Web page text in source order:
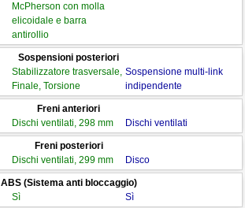
McPherson con molla
elicoidale e barra
antirollio
Sospensioni posteriori
Stabilizzatore trasversale,
Finale, Torsione
Sospensione multi-link
indipendente
Freni anteriori
Dischi ventilati, 298 mm Dischi ventilati
Freni posteriori
Dischi ventilati, 299 mm Disco
ABS (Sistema anti bloccaggio)
Sì Sì